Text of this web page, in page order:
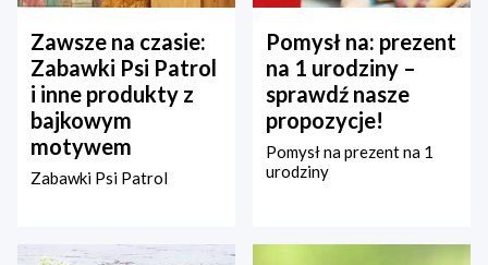
Zawsze na czasie:
Zabawki Psi Patrol
i inne produkty z
bajkowym
motywem
Zabawki Psi Patrol
Pomysł na: prezent
na 1 urodziny –
sprawdź nasze
propozycje!
Pomysł na prezent na 1
urodziny